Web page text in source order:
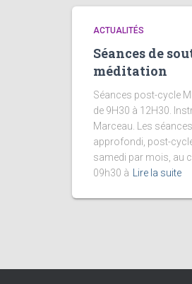
ACTUALITÉS
Séances de
méditation
Séances post-cycle
de 9H30 à 12H30.
Marceau. Les
approfondi, post-
samedi par mois, au
09h30 à
Lire la suite